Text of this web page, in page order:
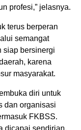
profesi,” jelasnya.
terus berperan
semangat
siap bersinergi
karena
masyarakat.
diri untuk
dan organisasi
FKBSS.
dicapai sendirian,